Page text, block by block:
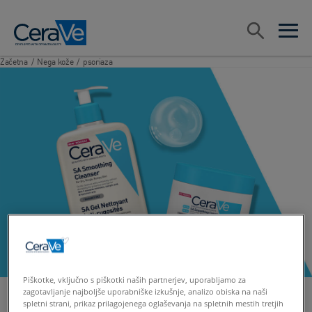
open
open
Search
Začetna / Nega kože / psoriaza
Piškotke, vključno s piškotki naših partnerjev, uporabljamo za
zagotavljanje najboljše uporabniške izkušnje, analizo obiska na naši
spletni strani, prikaz prilagojenega oglaševanja na spletnih mestih tretjih